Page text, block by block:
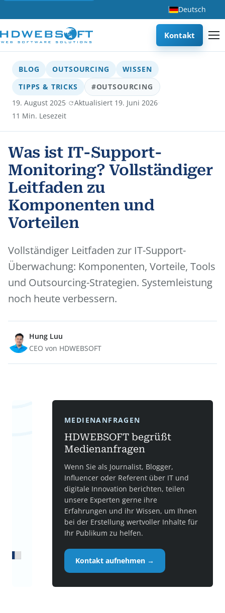
Deutsch
Kontakt
BLOG OUTSOURCING
WISSEN
TIPPS & TRICKS
#OUTSOURCING
19. August 2025· Aktualisiert 19. Juni 2026·
11 Min. Lesezeit
Was ist IT-Support-
Monitoring? Vollständiger
Leitfaden zu
Komponenten und
Vorteilen
Vollständiger Leitfaden zur IT-Support-
Überwachung: Komponenten, Vorteile, Tools
und Outsourcing-Strategien. Systemleistung
noch heute verbessern.
Hung Luu
CEO von HDWEBSOFT
MEDIENANFRAGEN
HDWEBSOFT begrüßt
Medienanfragen
Wenn Sie als Journalist, Blogger,
Influencer oder Referent über IT und
digitale Innovation berichten, teilen
unsere Experten gerne ihre
Erfahrungen und ihr Wissen, um Ihnen
bei der Erstellung wertvoller Inhalte für
Ihr Publikum zu helfen.
Kontakt aufnehmen →